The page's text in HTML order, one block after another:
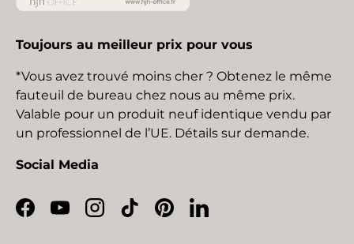
Toujours au meilleur prix pour vous
*Vous avez trouvé moins cher ? Obtenez le même
fauteuil de bureau chez nous au même prix.
Valable pour un produit neuf identique vendu par
un professionnel de l’UE. Détails sur demande.
Social Media
Facebook
YouTubeInstagram
TikTokPinterestLinkedIn